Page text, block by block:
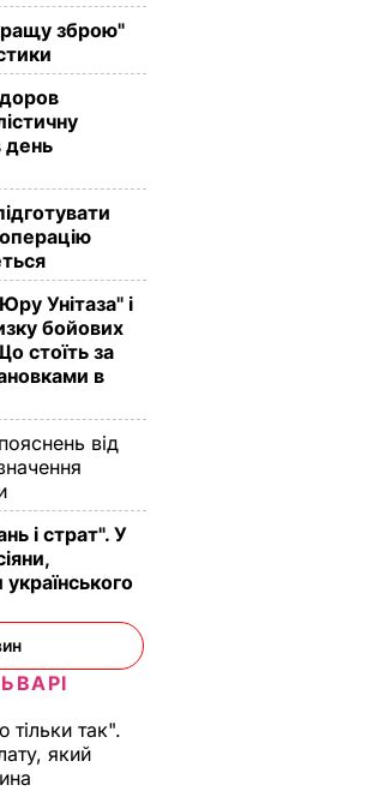
зброю"
день
Унітаза" і
бойових
стоїть за
в
від
і страт". У
тільки так".
який